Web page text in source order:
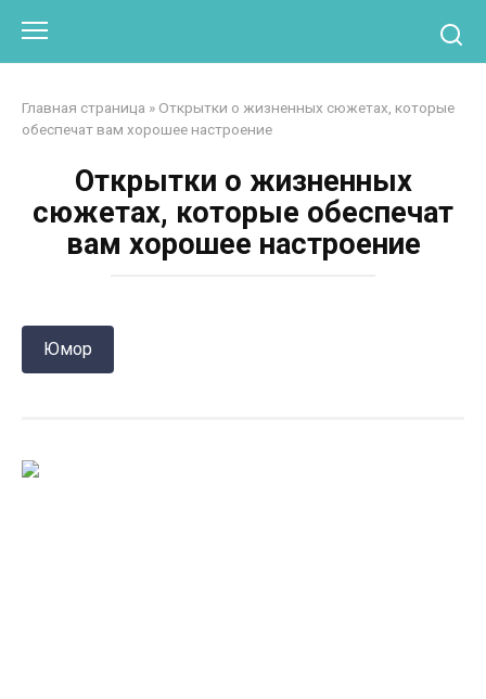
контенту
Главная страница » Открытки о жизненных сюжетах, которые
обеспечат вам хорошее настроение
Открытки о жизненных
сюжетах, которые обеспечат
вам хорошее настроение
Юмор